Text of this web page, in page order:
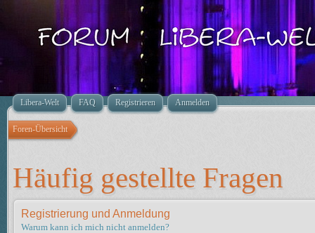
Libera-Welt FAQ Registrieren Anmelden
Foren-Übersicht
Häufig gestellte Fragen
Registrierung und Anmeldung
Warum kann ich mich nicht anmelden?